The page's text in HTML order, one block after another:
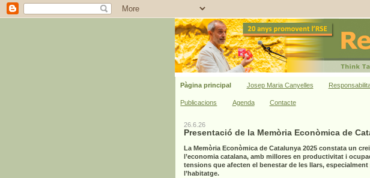
Pàgina principal Josep Maria Canyelles
Publicacions Agenda Contacte
26.6.26
Presentació de la Memòria Econòmica de
La Memòria Econòmica de Catalunya 2025 constata un
l’economia catalana, amb millores en productivitat i
tensions que afecten el benestar de les llars, especialment
l’habitatge.